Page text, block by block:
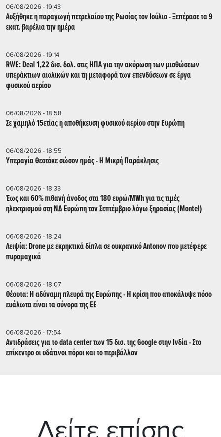
06/08/2026 - 19:43
Αυξήθηκε η παραγωγή πετρελαίου της Ρωσίας τον Ιούλιο - Ξεπέρασε τα 9
εκατ. βαρέλια την ημέρα
06/08/2026 - 19:14
RWE: Deal 1,22 δισ. δολ. στις ΗΠΑ για την ακύρωση των μισθώσεων
υπεράκτιων αιολικών και τη μεταφορά των επενδύσεων σε έργα
φυσικού αερίου
06/08/2026 - 18:58
Σε χαμηλό 15ετίας η αποθήκευση φυσικού αερίου στην Ευρώπη
06/08/2026 - 18:55
Υπεραγία Θεοτόκε σώσον ημάς - Η Μικρή Παράκλησις
06/08/2026 - 18:33
Έως και 60% πιθανή άνοδος στα 180 ευρώ/MWh για τις τιμές
ηλεκτρισμού στη ΝΔ Ευρώπη τον Σεπτέμβριο λόγω ξηρασίας (Montel)
06/08/2026 - 18:24
Λειψία: Drone με εκρηκτικά δίπλα σε ουκρανικό Antonov που μετέφερε
πυρομαχικά
06/08/2026 - 18:07
Θέουτα: Η αδύναμη πλευρά της Ευρώπης - Η κρίση που αποκάλυψε πόσο
ευάλωτα είναι τα σύνορα της ΕΕ
06/08/2026 - 17:54
Αντιδράσεις για το data center των 15 δισ. της Google στην Ινδία - Στο
επίκεντρο οι υδάτινοι πόροι και το περιβάλλον